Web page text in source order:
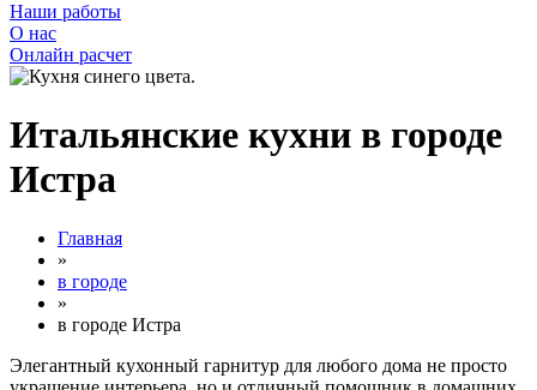
Наши работы
О нас
Онлайн расчет
Итальянские кухни в городе
Истра
Главная
»
в городе
»
в городе Истра
Элегантный кухонный гарнитур для любого дома не просто